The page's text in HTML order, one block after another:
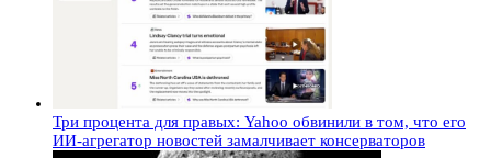
Три процента для правых: Yahoo обвинили в том, что его
ИИ-агрегатор новостей замалчивает консерваторов